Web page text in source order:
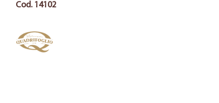
Cod. 14102